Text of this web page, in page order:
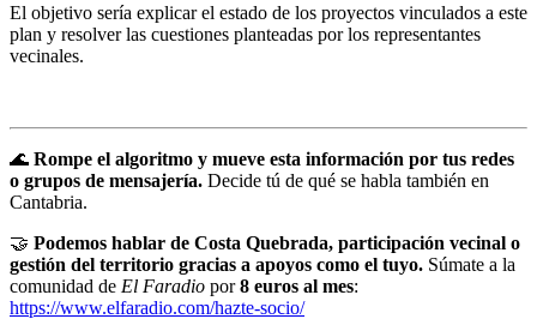
El objetivo sería explicar el estado de los proyectos vinculados a este
plan y resolver las cuestiones planteadas por los representantes
vecinales.
🌊 Rompe el algoritmo y mueve esta información por tus redes
o grupos de mensajería. Decide tú de qué se habla también en
Cantabria.
🤝 Podemos hablar de Costa Quebrada, participación vecinal o
gestión del territorio gracias a apoyos como el tuyo. Súmate a la
comunidad de El Faradio por8 euros al mes:
https://www.elfaradio.com/hazte-socio/